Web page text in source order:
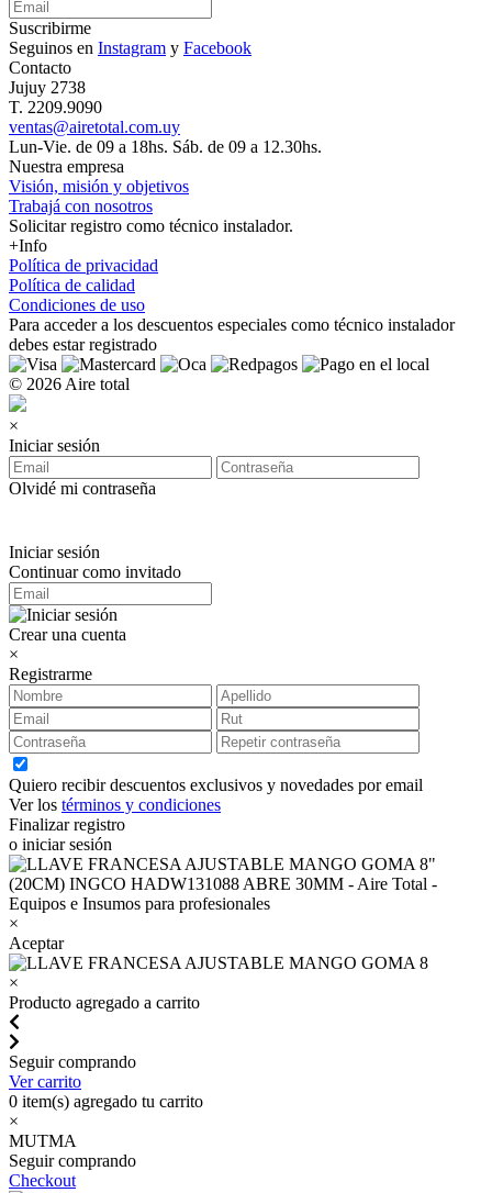
Suscribirme
Seguinos en Instagram y Facebook
Contacto
Jujuy 2738
T. 2209.9090
ventas@airetotal.com.uy
Lun-Vie. de 09 a 18hs. Sáb. de 09 a 12.30hs.
Nuestra empresa
Visión, misión y objetivos
Trabajá con nosotros
Solicitar registro como técnico instalador.
+Info
Política de privacidad
Política de calidad
Condiciones de uso
Para acceder a los descuentos especiales como técnico instalador
debes estar registrado
© 2026 Aire total
×
Iniciar sesión
Olvidé mi contraseña
Iniciar sesión
Continuar como invitado
Crear una cuenta
×
Registrarme
Quiero recibir descuentos exclusivos y novedades por email
Ver los términos y condiciones
Finalizar registro
o iniciar sesión
×
Aceptar
×
Producto agregado a carrito
Seguir comprando
Ver carrito
0 item(s) agregado tu carrito
×
MUTMA
Seguir comprando
Checkout